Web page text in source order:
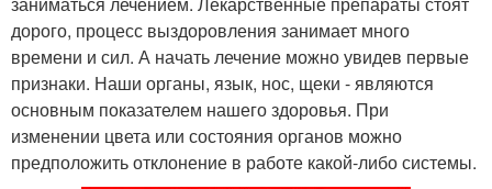
дорого, процесс выздоровления занимает много
времени и сил. А начать лечение можно увидев первые
признаки. Наши органы, язык, нос, щеки - являются
основным показателем нашего здоровья. При
изменении цвета или состояния органов можно
предположить отклонение в работе какой-либо системы.